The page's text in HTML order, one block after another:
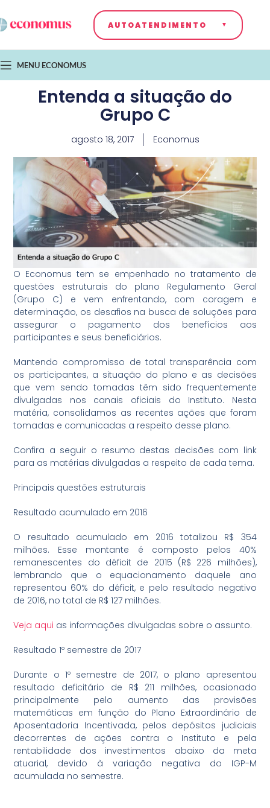
AUTOATENDIMENTO
MENU ECONOMUS
Entenda a situação do
Grupo C
agosto 18, 2017 Economus
O Economus tem se empenhado no tratamento de
questões estruturais do plano Regulamento Geral
(Grupo C) e vem enfrentando, com coragem e
determinação, os desafios na busca de soluções para
assegurar o pagamento dos benefícios aos
participantes e seus beneficiários.
Mantendo compromisso de total transparência com
os participantes, a situação do plano e as decisões
que vem sendo tomadas têm sido frequentemente
divulgadas nos canais oficiais do Instituto. Nesta
matéria, consolidamos as recentes ações que foram
tomadas e comunicadas a respeito desse plano.
Confira a seguir o resumo destas decisões com link
para as matérias divulgadas a respeito de cada tema.
Principais questões estruturais
Resultado acumulado em 2016
O resultado acumulado em 2016 totalizou R$ 354
milhões. Esse montante é composto pelos 40%
remanescentes do déficit de 2015 (R$ 226 milhões),
lembrando que o equacionamento daquele ano
representou 60% do déficit, e pelo resultado negativo
de 2016, no total de R$ 127 milhões.
Veja aqui as informações divulgadas sobre o assunto.
Resultado 1º semestre de 2017
Durante o 1º semestre de 2017, o plano apresentou
resultado deficitário de R$ 211 milhões, ocasionado
principalmente pelo aumento das provisões
matemáticas em função do Plano Extraordinário de
Aposentadoria Incentivada, pelos depósitos judiciais
decorrentes de ações contra o Instituto e pela
rentabilidade dos investimentos abaixo da meta
atuarial, devido à variação negativa do IGP-M
acumulada no semestre.